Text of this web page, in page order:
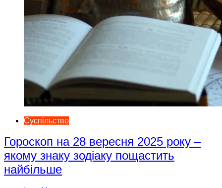
Суспільство
Гороскоп на 28 вересня 2025 року –
якому знаку зодіаку пощастить
найбільше